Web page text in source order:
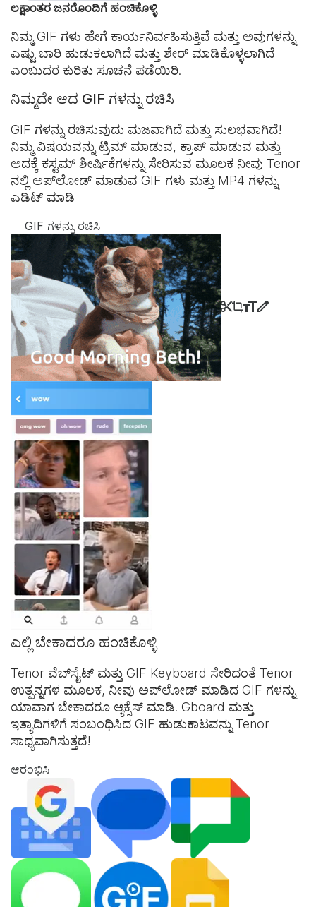
ಲಕ್ಷಾಂತರ ಜನರೊಂದಿಗೆ ಹಂಚಿಕೊಳ್ಳಿ
ನಿಮ್ಮ GIF ಗಳು ಹೇಗೆ ಕಾರ್ಯನಿರ್ವಹಿಸುತ್ತಿವೆ ಮತ್ತು ಅವುಗಳನ್ನು
ಎಷ್ಟು ಬಾರಿ ಹುಡುಕಲಾಗಿದೆ ಮತ್ತು ಶೇರ್ ಮಾಡಿಕೊಳ್ಳಲಾಗಿದೆ
ಎಂಬುದರ ಕುರಿತು ಸೂಚನೆ ಪಡೆಯಿರಿ.
ನಿಮ್ಮದೇ ಆದ GIF ಗಳನ್ನು ರಚಿಸಿ
GIF ಗಳನ್ನು ರಚಿಸುವುದು ಮಜವಾಗಿದೆ ಮತ್ತು ಸುಲಭವಾಗಿದೆ!
ನಿಮ್ಮ ವಿಷಯವನ್ನು ಟ್ರಿಮ್ ಮಾಡುವ, ಕ್ರಾಪ್ ಮಾಡುವ ಮತ್ತು
ಅದಕ್ಕೆ ಕಸ್ಟಮ್ ಶೀರ್ಷಿಕೆಗಳನ್ನು ಸೇರಿಸುವ ಮೂಲಕ ನೀವು Tenor
ನಲ್ಲಿ ಅಪ್‌ಲೋಡ್ ಮಾಡುವ GIF ಗಳು ಮತ್ತು MP4 ಗಳನ್ನು
ಎಡಿಟ್ ಮಾಡಿ
GIF ಗಳನ್ನು ರಚಿಸಿ
ಎಲ್ಲಿ ಬೇಕಾದರೂ ಹಂಚಿಕೊಳ್ಳಿ
Tenor ವೆಬ್‌ಸೈಟ್ ಮತ್ತು GIF Keyboard ಸೇರಿದಂತೆ Tenor
ಉತ್ಪನ್ನಗಳ ಮೂಲಕ, ನೀವು ಅಪ್‌ಲೋಡ್ ಮಾಡಿದ GIF ಗಳನ್ನು
ಯಾವಾಗ ಬೇಕಾದರೂ ಆ್ಯಕ್ಸೆಸ್ ಮಾಡಿ. Gboard ಮತ್ತು
ಇತ್ಯಾದಿಗಳಿಗೆ ಸಂಬಂಧಿಸಿದ GIF ಹುಡುಕಾಟವನ್ನು Tenor
ಸಾಧ್ಯವಾಗಿಸುತ್ತದೆ!
ಆರಂಭಿಸಿ